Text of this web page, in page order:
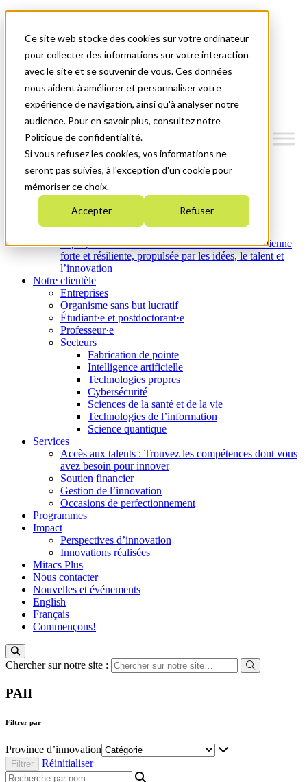
Ce site web stocke des cookies sur votre ordinateur
pour collecter des informations sur votre interaction
avec le site et se souvenir de vous. Ces données
nous aident à améliorer et personnaliser votre
expérience de navigation, ainsi qu'à analyser notre
audience. Pour en savoir plus, consultez notre
Politique de confidentialité.
Si vous refusez les cookies, vos informations ne
seront pas suivies, à l'exception d'un cookie pour
mémoriser ce choix.
Accepter Refuser
Nouvelles et événements
English
Commençons!
Qui nous sommes
Plan stratégique 2026-2030
Nos investissements
Nos activités
Équité, diversité et inclusion
À propos de Mitacs : Créer une économie canadienne
forte et résiliente, propulsée par les idées, le talent et
l’innovation
Notre clientèle
Entreprises
Organisme sans but lucratif
Étudiant·e et postdoctorant·e
Professeur·e
Secteurs
Fabrication de pointe
Intelligence artificielle
Technologies propres
Cybersécurité
Sciences de la santé et de la vie
Technologies de l’information
Science quantique
Services
Accès aux talents : Trouvez les compétences dont vous
avez besoin pour innover
Soutien financier
Gestion de l’innovation
Occasions de perfectionnement
Programmes
Impact
Perspectives d’innovation
Innovations réalisées
Mitacs Plus
Nous contacter
Nouvelles et événements
English
Français
Commençons!
Chercher sur notre site :
PAII
Filtrer par
Province d’innovation
Réinitialiser